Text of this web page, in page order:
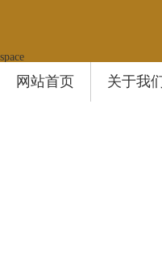
space
网站首页 关于我